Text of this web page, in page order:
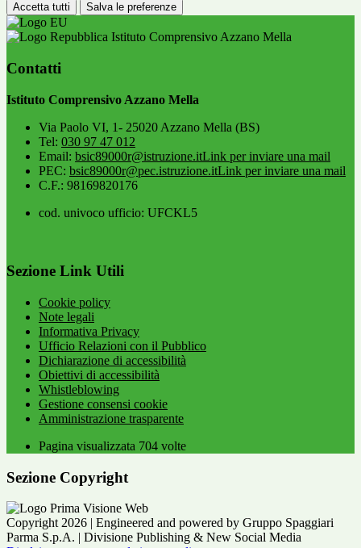
Accetta tutti Salva le preferenze
Istituto Comprensivo Azzano Mella
Contatti
Istituto Comprensivo Azzano Mella
Via Paolo VI, 1- 25020 Azzano Mella (BS)
Tel: 030 97 47 012
Email: bsic89000r@istruzione.itLink per inviare una mail
PEC: bsic89000r@pec.istruzione.itLink per inviare una mail
C.F.: 98169820176
cod. univoco ufficio: UFCKL5
Sezione Link Utili
Cookie policy
Note legali
Informativa Privacy
Ufficio Relazioni con il Pubblico
Dichiarazione di accessibilità
Obiettivi di accessibilità
Whistleblowing
Gestione consensi cookie
Amministrazione trasparente
Pagina visualizzata 704 volte
Sezione Copyright
Copyright 2026 | Engineered and powered by Gruppo Spaggiari
Parma S.p.A. | Divisione Publishing & New Social Media